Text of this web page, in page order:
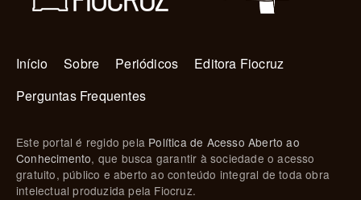
Navegação principal
Início Sobre Periódicos
Editora Fiocruz
Perguntas Frequentes
Este portal é regido pela Política de Acesso Aberto ao
Conhecimento, que busca garantir à sociedade o acesso
gratuito, público e aberto ao conteúdo integral de toda obra
intelectual produzida pela Fiocruz.